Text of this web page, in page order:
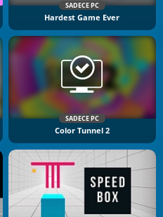
SADECE PC
Hardest Game Ever
SADECE PC
Color Tunnel 2